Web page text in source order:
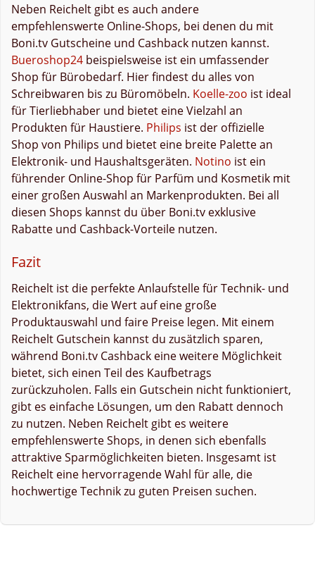
Neben Reichelt gibt es auch andere
empfehlenswerte Online-Shops, bei denen du mit
Boni.tv Gutscheine und Cashback nutzen kannst.
Bueroshop24 beispielsweise ist ein umfassender
Shop für Bürobedarf. Hier findest du alles von
Schreibwaren bis zu Büromöbeln. Koelle-zoo ist ideal
für Tierliebhaber und bietet eine Vielzahl an
Produkten für Haustiere. Philips ist der offizielle
Shop von Philips und bietet eine breite Palette an
Elektronik- und Haushaltsgeräten. Notino ist ein
führender Online-Shop für Parfüm und Kosmetik mit
einer großen Auswahl an Markenprodukten. Bei all
diesen Shops kannst du über Boni.tv exklusive
Rabatte und Cashback-Vorteile nutzen.
Fazit
Reichelt ist die perfekte Anlaufstelle für Technik- und
Elektronikfans, die Wert auf eine große
Produktauswahl und faire Preise legen. Mit einem
Reichelt Gutschein kannst du zusätzlich sparen,
während Boni.tv Cashback eine weitere Möglichkeit
bietet, sich einen Teil des Kaufbetrags
zurückzuholen. Falls ein Gutschein nicht funktioniert,
gibt es einfache Lösungen, um den Rabatt dennoch
zu nutzen. Neben Reichelt gibt es weitere
empfehlenswerte Shops, in denen sich ebenfalls
attraktive Sparmöglichkeiten bieten. Insgesamt ist
Reichelt eine hervorragende Wahl für alle, die
hochwertige Technik zu guten Preisen suchen.